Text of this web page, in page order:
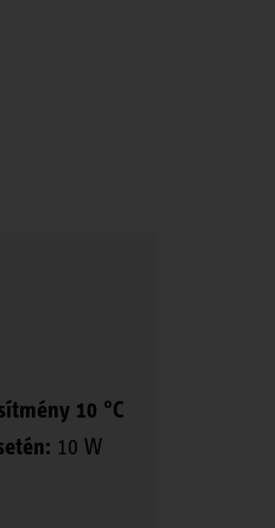
10 °C
10 W